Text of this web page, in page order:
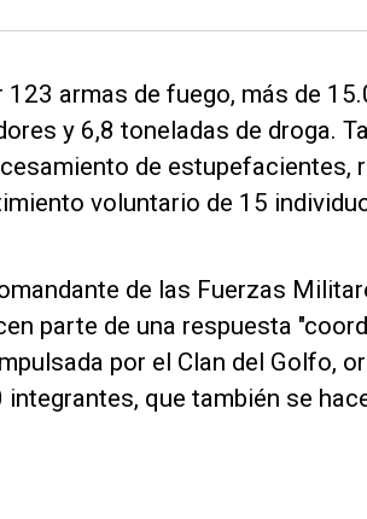
armas de fuego, más de
y 6,8 toneladas de droga.
de estupefacientes,
voluntario de 15
de las Fuerzas
parte de una respuesta
por el Clan del Golfo,
que también se